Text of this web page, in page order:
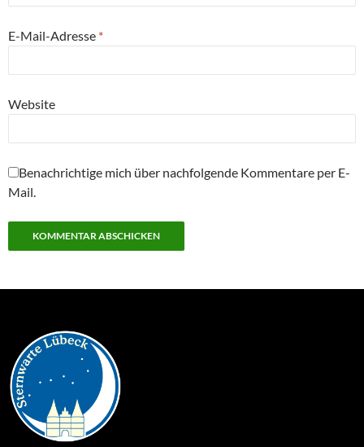
E-Mail-Adresse *
Website
Benachrichtige mich über nachfolgende Kommentare per E-
Mail.